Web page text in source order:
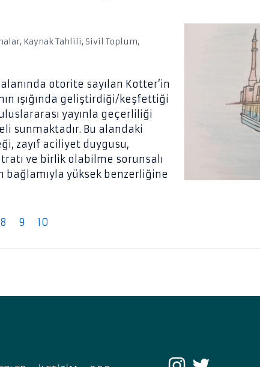
, Kaynak Tahlili, Sivil Toplum,
otorite sayılan Kotter’in
ışığında geliştirdiği/keşfettiği
yayınla geçerliliği
sunmaktadır. Bu alandaki
zayıf aciliyet duygusu,
ve birlik olabilme sorunsalı
yüksek benzerliğine
8 9 10